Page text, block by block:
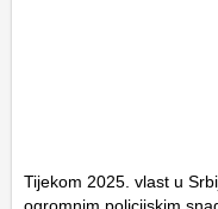
Tijekom 2025. vlast u